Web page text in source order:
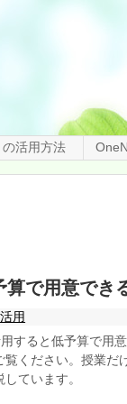
活用方法
で用意でき
用
すると低予算で用
ください。授業だ
ています。